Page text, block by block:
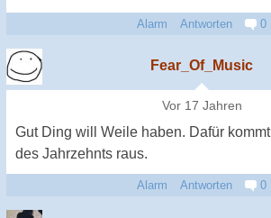
Alarm Antworten 0
Fear_Of_Music
Vor 17 Jahren
Gut Ding will Weile haben. Dafür
des Jahrzehnts raus.
Alarm Antworten 0